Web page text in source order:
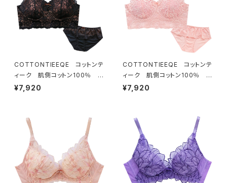
COTTONTIEEQE コットンテ
ィーク 肌側コットン100％ ソ
フトブラ ＆ ショーツセット（ブラ
¥7,920
COTTONTIEEQE コットンテ
ィーク 肌側コットン100％ ソ
フトブラ ＆ ショーツセット（ピー
¥7,920